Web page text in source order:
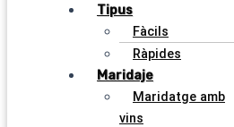
Tipus
Fàcils
Ràpides
Maridaje
Maridatge amb
vins